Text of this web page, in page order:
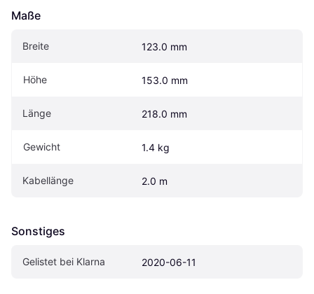
Maße
Breite 123.0 mm
Höhe 153.0 mm
Länge 218.0 mm
Gewicht 1.4 kg
Kabellänge 2.0 m
Sonstiges
Gelistet bei Klarna 2020-06-11